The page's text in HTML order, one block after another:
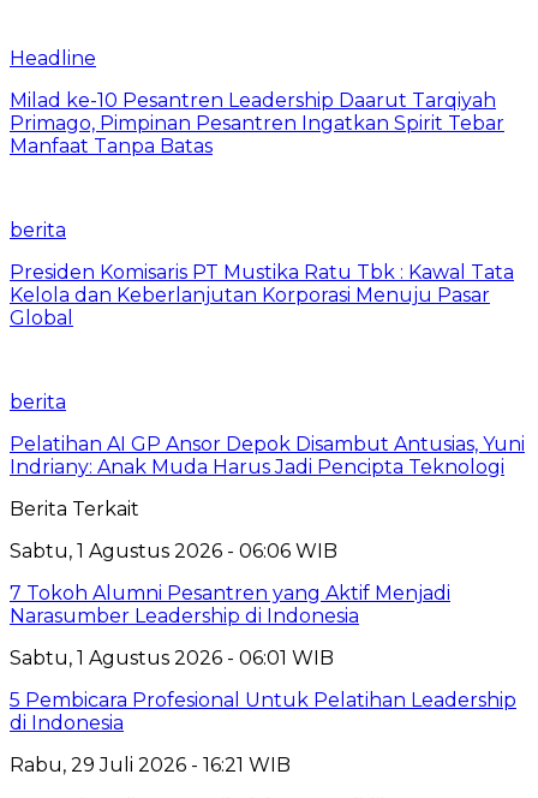
Headline
Milad ke-10 Pesantren Leadership Daarut Tarqiyah
Primago, Pimpinan Pesantren Ingatkan Spirit Tebar
Manfaat Tanpa Batas
berita
Presiden Komisaris PT Mustika Ratu Tbk : Kawal Tata
Kelola dan Keberlanjutan Korporasi Menuju Pasar
Global
berita
Pelatihan AI GP Ansor Depok Disambut Antusias, Yuni
Indriany: Anak Muda Harus Jadi Pencipta Teknologi
Berita Terkait
Sabtu, 1 Agustus 2026 - 06:06 WIB
7 Tokoh Alumni Pesantren yang Aktif Menjadi
Narasumber Leadership di Indonesia
Sabtu, 1 Agustus 2026 - 06:01 WIB
5 Pembicara Profesional Untuk Pelatihan Leadership
di Indonesia
Rabu, 29 Juli 2026 - 16:21 WIB